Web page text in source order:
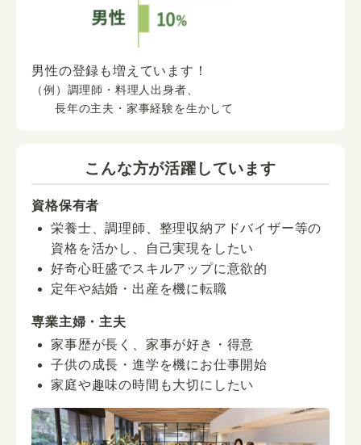
男性の登録も増えています！
（例）調理師・料理人出身者、
長年の主夫・家事経験を生かして
こんな方が活躍しています
資格保有者
栄養士、調理師、整理収納アドバイザー等の
資格を活かし、自己実現をしたい
好奇心旺盛でスキルアップに意欲的
定年や結婚・出産を機に転職
専業主婦・主夫
家事歴が長く、家事が好き・得意
子供の成長・進学を機にお仕事開始
家庭や趣味の時間も大切にしたい